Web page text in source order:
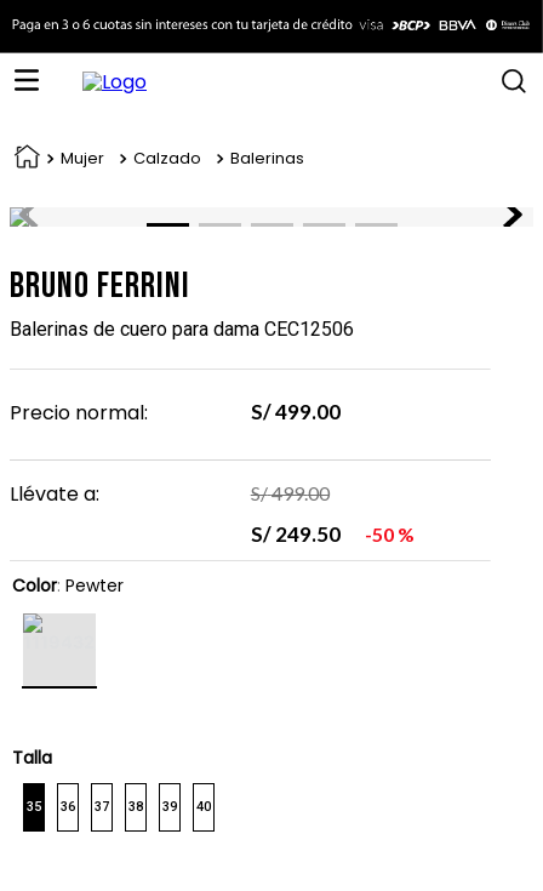
Mujer Calzado Balerinas
Bruno Ferrini
Balerinas de cuero para dama CEC12506
Precio normal: S/499.00
Llévate a: S/499.00
S/ 249.50 50 %
Color: Pewter
Talla
35 36 37 38 39 40